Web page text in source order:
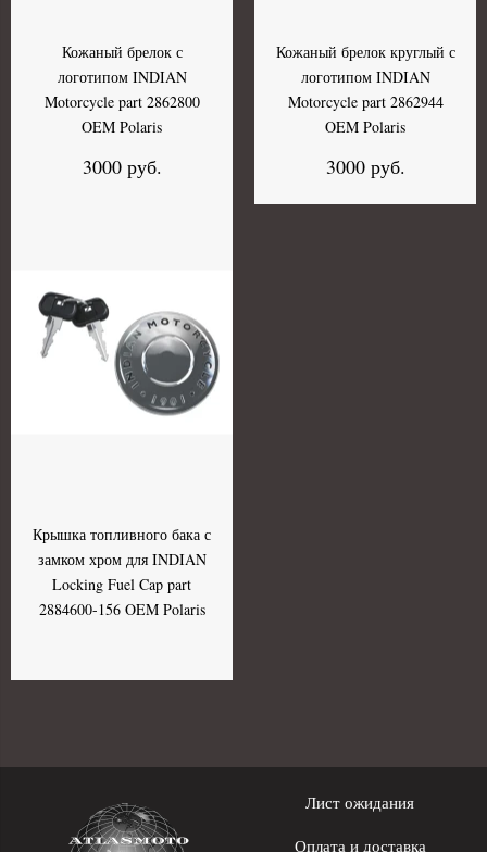
Кожаный брелок с
логотипом INDIAN
Motorcycle part 2862800
OEM Polaris
3000 руб.
Кожаный брелок круглый с
логотипом INDIAN
Motorcycle part 2862944
OEM Polaris
3000 руб.
Крышка топливного бака с
замком хром для INDIAN
Locking Fuel Cap part
2884600-156 OEM Polaris
Лист ожидания
Оплата и доставка